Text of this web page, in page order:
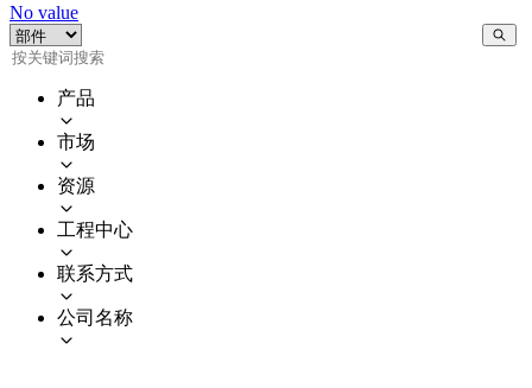
No value
产品
市场
资源
工程中心
联系方式
公司名称